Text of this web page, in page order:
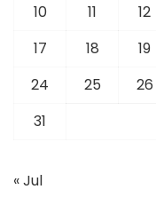
10
11 12
17
18 19
24
25 26
31
« Jul